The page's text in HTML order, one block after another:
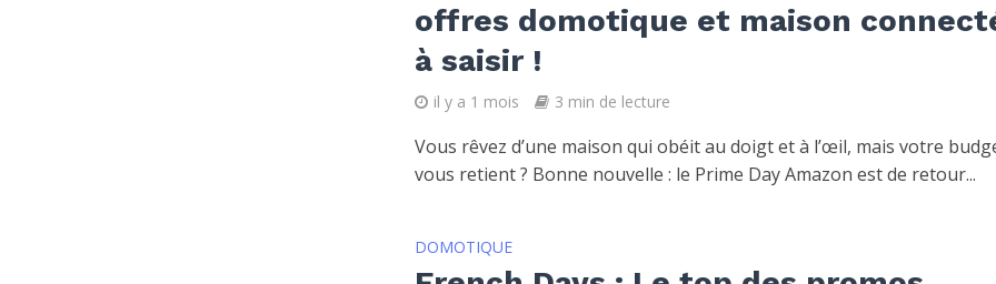
offres domotique et maison
à saisir !
il y a 1 mois 3 min de lecture
Vous rêvez d’une maison qui obéit au doigt et à l’œil, mais votre
vous retient ? Bonne nouvelle : le Prime Day Amazon est de retour...
DOMOTIQUE